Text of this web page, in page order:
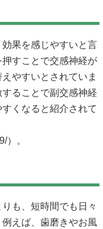
果を感じやすいと言
すことで交感神経が
やすいとされていま
ることで副交感神経
くなると紹介されて
）。
も、短時間でも日々
えば、歯磨きやお風